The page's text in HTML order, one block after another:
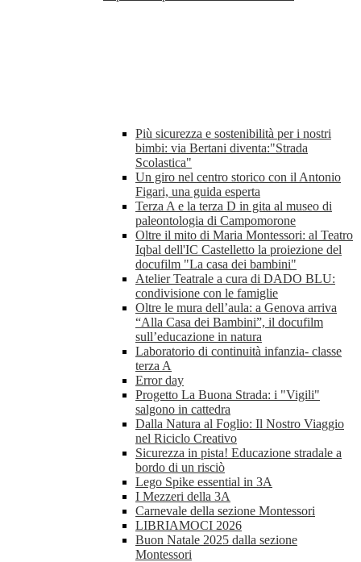
Più sicurezza e sostenibilità per i nostri
bimbi: via Bertani diventa:"Strada
Scolastica"
Un giro nel centro storico con il Antonio
Figari, una guida esperta
Terza A e la terza D in gita al museo di
paleontologia di Campomorone
Oltre il mito di Maria Montessori: al Teatro
Iqbal dell'IC Castelletto la proiezione del
docufilm "La casa dei bambini"
Atelier Teatrale a cura di DADO BLU:
condivisione con le famiglie
Oltre le mura dell’aula: a Genova arriva
“Alla Casa dei Bambini”, il docufilm
sull’educazione in natura
Laboratorio di continuità infanzia- classe
terza A
Error day
Progetto La Buona Strada: i "Vigili"
salgono in cattedra
Dalla Natura al Foglio: Il Nostro Viaggio
nel Riciclo Creativo
Sicurezza in pista! Educazione stradale a
bordo di un risciò
Lego Spike essential in 3A
I Mezzeri della 3A
Carnevale della sezione Montessori
LIBRIAMOCI 2026
Buon Natale 2025 dalla sezione
Montessori